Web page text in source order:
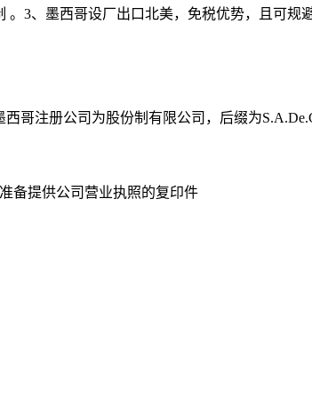
3、墨西哥设厂出口北美，免税优势，且可规
哥注册公司为股份制有限公司，后缀为
备提供公司营业执照的复印件